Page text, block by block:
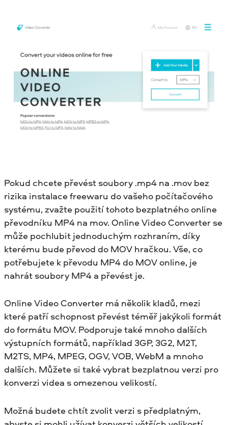
Pokud chcete převést soubory .mp4 na .mov bez
rizika instalace freewaru do vašeho počítačového
systému, zvažte použití tohoto bezplatného online
převodníku MP4 na mov. Online Video Converter se
může pochlubit jednoduchým rozhraním, díky
kterému bude převod do MOV hračkou. Vše, co
potřebujete k převodu MP4 do MOV online, je
nahrát soubory MP4 a převést je.
Online Video Converter má několik kladů, mezi
které patří schopnost převést téměř jakýkoli formát
do formátu MOV. Podporuje také mnoho dalších
výstupních formátů, například 3GP, 3G2, M2T,
M2TS, MP4, MPEG, OGV, VOB, WebM a mnoho
dalších. Můžete si také vybrat bezplatnou verzi pro
konverzi videa s omezenou velikostí.
Možná budete chtít zvolit verzi s předplatným,